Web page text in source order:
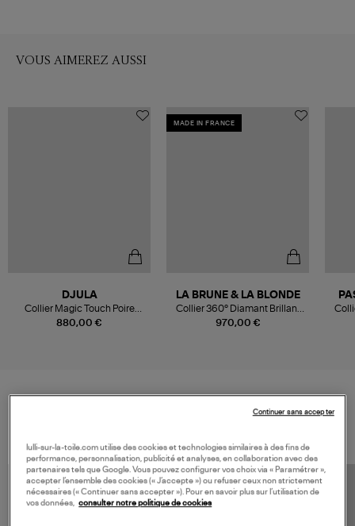
VOUS AIMEREZ AUSSI
880,00 €
DJULA
Collier Magic Touch Poire
Diamants Or Jaune
MADE IN FRANCE
970,00 €
LA BRUNE & LA BLONDE
Collier 360° Diamant Brillant
0,10 Or Jaune
lulli-sur-la-toile.com utilise des cookies et technologies similaires à des fins de
performance, personnalisation, publicité et analyses, en collaboration avec des
partenaires tels que Google. Vous pouvez configurer vos choix via « Paramétrer »,
accepter l’ensemble des cookies (« J’accepte ») ou refuser ceux non strictement
nécessaires (« Continuer sans accepter »). Pour en savoir plus sur l’utilisation de
vos données,
consulter notre politique de cookies
Continuer sans accepter